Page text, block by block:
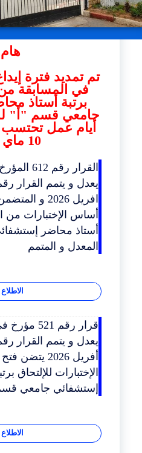
هام :
تم تمديد فترة
في المسابقةمن
برتبة أستاذ
أيام عمل تحتسب
10 ماي 2026
افريل 2026 و
أساس الإختبارات من
أستاذ محاضر
المعدل و المتمم
الاطلاع
أفريل 2026
الإختبارات للإلتحاق
إستشفائي جامعي قسم
الاطلاع